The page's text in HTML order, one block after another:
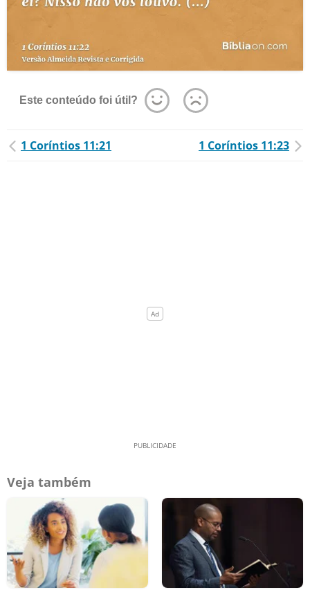
Este conteúdo foi útil?
1 Coríntios 11:21 1 Coríntios 11:23
Veja também